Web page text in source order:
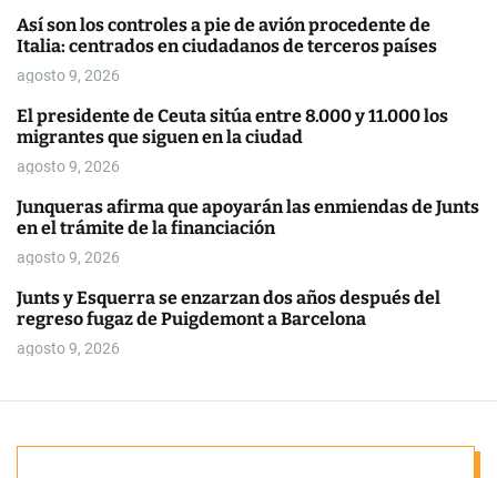
ff
l
u t
c
l
d
Así son los controles a pie de avión procedente de
Italia: centrados en ciudadanos de terceros países
agosto 9, 2026
El presidente de Ceuta sitúa entre 8.000 y 11.000 los
migrantes que siguen en la ciudad
agosto 9, 2026
Junqueras afirma que apoyarán las enmiendas de Junts
en el trámite de la financiación
agosto 9, 2026
Junts y Esquerra se enzarzan dos años después del
regreso fugaz de Puigdemont a Barcelona
agosto 9, 2026